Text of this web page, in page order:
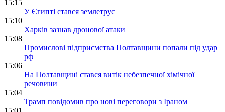
15:15
У Єгипті стався землетрус
15:10
Харків зазнав дронової атаки
15:08
Промислові підприємства Полтавщини попали під удар
рф
15:06
На Полтавщині стався витік небезпечної хімічної
речовини
15:04
Трамп повідомив про нові переговори з Іраном